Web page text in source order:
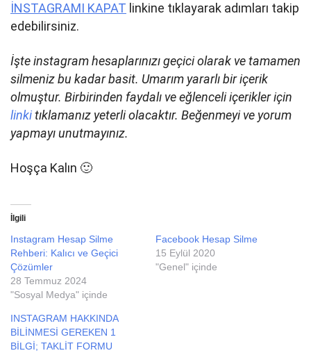
İNSTAGRAMI KAPAT linkine tıklayarak adımları takip
edebilirsiniz.
İşte instagram hesaplarınızı geçici olarak ve tamamen
silmeniz bu kadar basit. Umarım yararlı bir içerik
olmuştur. Birbirinden faydalı ve eğlenceli içerikler için
linkitıklamanız yeterli olacaktır. Beğenmeyi ve yorum
yapmayı unutmayınız.
Hoşça Kalın 🙂
İlgili
Instagram Hesap Silme
Rehberi: Kalıcı ve Geçici
Çözümler
28 Temmuz 2024
"Sosyal Medya" içinde
Facebook Hesap Silme
15 Eylül 2020
"Genel" içinde
INSTAGRAM HAKKINDA
BİLİNMESİ GEREKEN 1
BİLGİ; TAKLİT FORMU